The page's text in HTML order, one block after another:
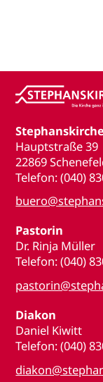
Hauptstraße 39
22869
Telefon: (040)
Pastorin
Dr. Rinja Müller
Telefon: (040)
Diakon
Daniel Kiwitt
Telefon: (040)